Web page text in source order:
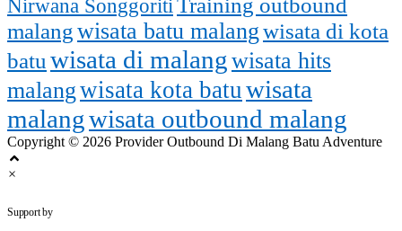
Nirwana Songgoriti
malangwisata batu malangwisata di kota
batu wisata di malangwisata hits
malangwisata kota batu wisata
malangwisata outbound malang
Copyright © 2026 Provider Outbound Di Malang Batu Adventure
×
Support by